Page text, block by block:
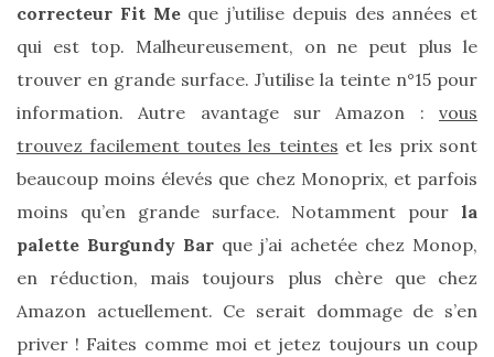
Comparatif :
sacs
et
Mini
Marly
Ateliers
Auguste,
lequel
choisir
?
correcteur Fit Meque j’utilise depuis des années et
qui est top. Malheureusement, on ne peut plus le
trouver en grande surface. J’utilise la teinte n°15 pour
information. Autre avantage sur Amazon : vous
trouvez facilement toutes les teintes et les prix sont
beaucoup moins élevés que chez Monoprix, et parfois
moins qu’en grande surface. Notamment pour la
palette Burgundy Barque j’ai achetée chez Monop,
en réduction, mais toujours plus chère que chez
Amazon actuellement. Ce serait dommage de s’en
priver ! Faites comme moi et jetez toujours un coup